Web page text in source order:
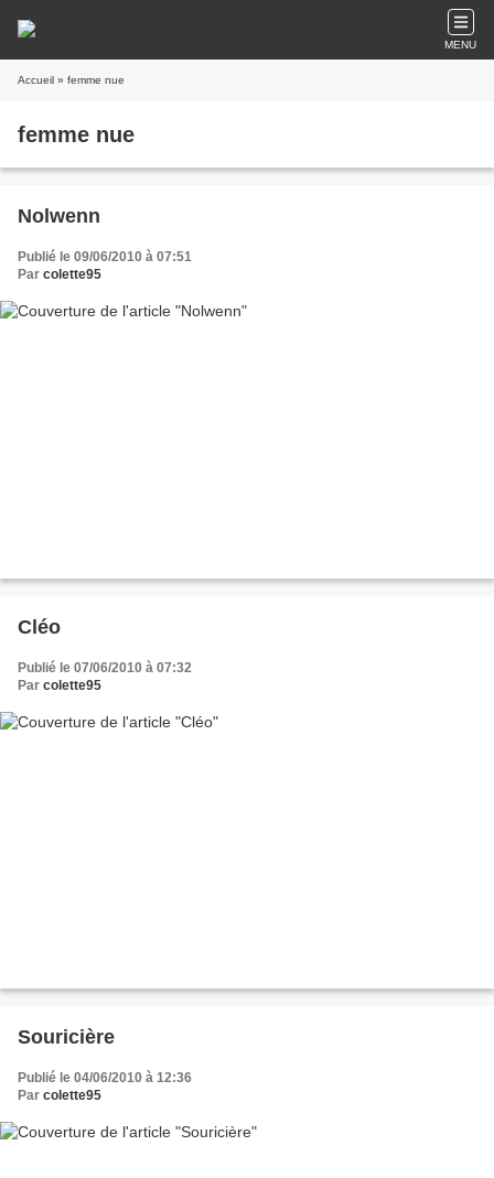
MENU
Accueil » femme nue
femme nue
Nolwenn
Publié le 09/06/2010 à 07:51
Par colette95
Cléo
Publié le 07/06/2010 à 07:32
Par colette95
Souricière
Publié le 04/06/2010 à 12:36
Par colette95